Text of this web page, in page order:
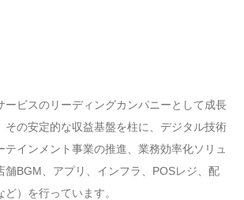
ビスのリーディングカンパニーとして成長
その安定的な収益基盤を柱に、デジタル技術
テインメント事業の推進、業務効率化ソリュ
舗BGM、アプリ、インフラ、POSレジ、配
）を行っています。